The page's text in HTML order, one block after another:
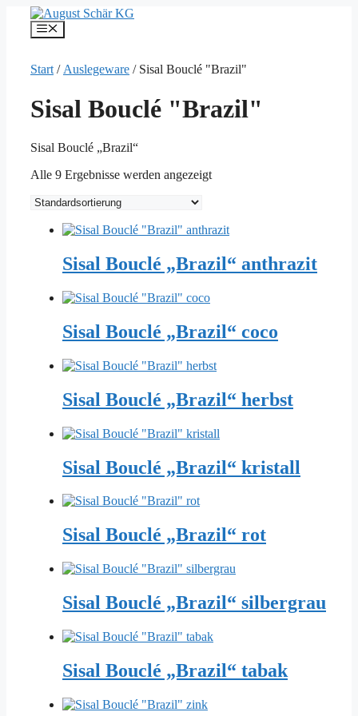
Inhalt
springen
Menü
Start / Auslegeware / Sisal Bouclé "Brazil"
Sisal Bouclé "Brazil"
Sisal Bouclé „Brazil“
Alle 9 Ergebnisse werden angezeigt
Sisal Bouclé „Brazil“ anthrazit
Sisal Bouclé „Brazil“ coco
Sisal Bouclé „Brazil“ herbst
Sisal Bouclé „Brazil“ kristall
Sisal Bouclé „Brazil“ rot
Sisal Bouclé „Brazil“ silbergrau
Sisal Bouclé „Brazil“ tabak